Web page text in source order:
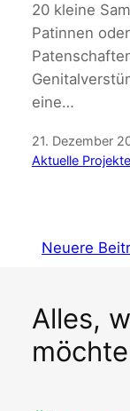
20 kleine
Patinnen
eine…
21. Dezember
Aktuelle Projekte
Neuere
Alles,